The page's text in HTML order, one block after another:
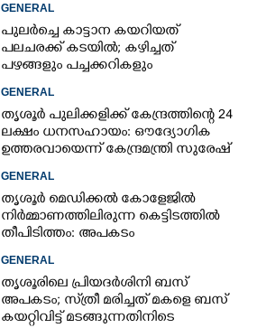
GENERAL
പുലർച്ചെ കാട്ടാന കയറിയത്
പലചരക്ക് കടയിൽ; കഴിച്ചത്
പഴങ്ങളും പച്ചക്കറികളും
GENERAL
തൃശൂർ പുലിക്കളിക്ക് കേന്ദ്രത്തിന്റെ 24
ലക്ഷം ധനസഹായം: ഔദ്യോഗിക
ഉത്തരവായെന്ന് കേന്ദ്രമന്ത്രി സുരേഷ്
GENERAL
തൃശൂർ മെഡിക്കൽ കോളേജിൽ
നിർമ്മാണത്തിലിരുന്ന കെട്ടിടത്തിൽ
തീപിടിത്തം: അപകടം
GENERAL
തൃശൂരിലെ പ്രിയദർശിനി ബസ്
അപകടം; സ്‌ത്രീ മരിച്ചത് മകളെ ബസ്
കയറ്റിവിട്ട് മടങ്ങുന്നതിനിടെ